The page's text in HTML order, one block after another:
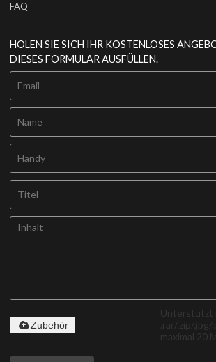
FAQ
HOLEN SIE SICH IHR KOSTENLOSES
DIESES FORMULAR AUSFÜLLEN.
Unterstützt
.rar/.zip/
maximal 20
Zubehör